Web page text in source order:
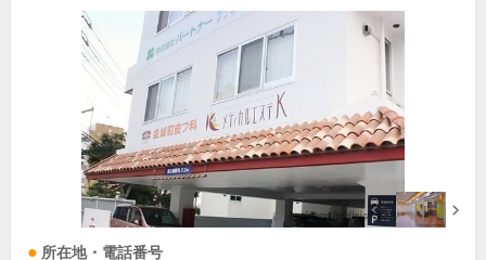
所在地・電話番号